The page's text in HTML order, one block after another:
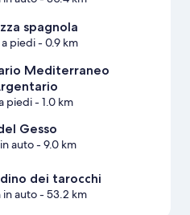
spagnola
piedi- 0.9 km
Mediterraneo
piedi- 1.0 km
Gesso
auto- 9.0 km
dei tarocchi
in auto- 53.2 km